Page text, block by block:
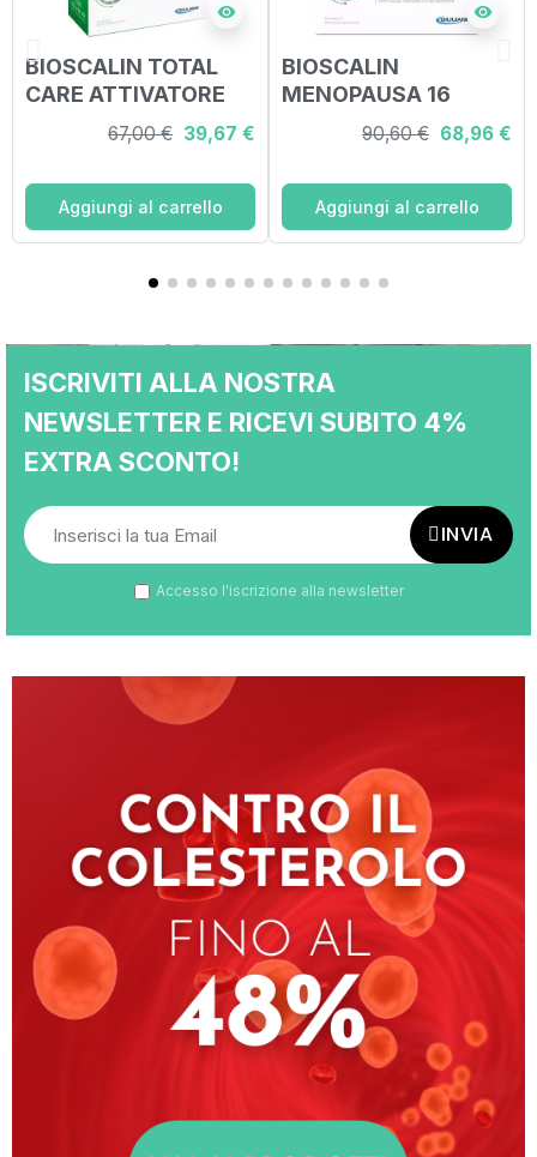
visibility
BIOSCALIN TOTAL
CARE ATTIVATORE
CAPILLARE
APPLICATORE
67,00 € 39,67 €
Aggiungi al carrello
visibility
BIOSCALIN
MENOPAUSA 16
FIALE X 3,5ML
90,60 € 68,96 €
Aggiungi al carrello
ISCRIVITI ALLA NOSTRA
NEWSLETTER E RICEVI SUBITO 4%
EXTRA SCONTO!
INVIA
Accesso l'iscrizione alla newsletter